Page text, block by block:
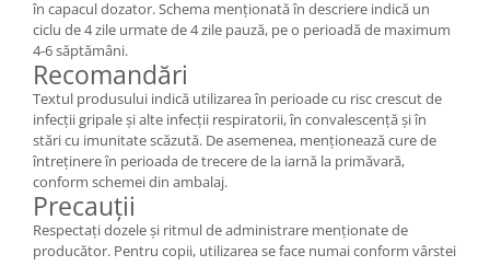
în capacul dozator. Schema menționată în descriere indică un
ciclu de 4 zile urmate de 4 zile pauză, pe o perioadă de maximum
4-6 săptămâni.
Recomandări
Textul produsului indică utilizarea în perioade cu risc crescut de
infecții gripale și alte infecții respiratorii, în convalescență și în
stări cu imunitate scăzută. De asemenea, menționează cure de
întreținere în perioada de trecere de la iarnă la primăvară,
conform schemei din ambalaj.
Precauții
Respectați dozele și ritmul de administrare menționate de
producător. Pentru copii, utilizarea se face numai conform vârstei